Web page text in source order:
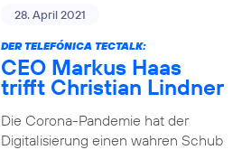
28. April 2021
DER TELEFÓNICA TECTALK:
CEO Markus Haas
trifft Christian Lindner
Die Corona-Pandemie hat der
Digitalisierung einen wahren Schub